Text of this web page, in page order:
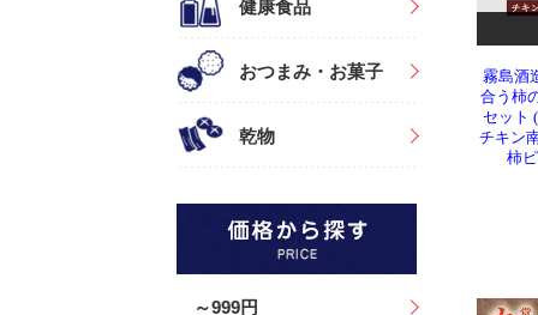
霧島酒
合う柿
セット
チキン
柿